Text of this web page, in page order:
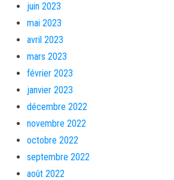
juin 2023
mai 2023
avril 2023
mars 2023
février 2023
janvier 2023
décembre 2022
novembre 2022
octobre 2022
septembre 2022
août 2022